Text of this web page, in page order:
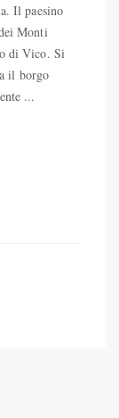
Il paesino
Monti
di Vico. Si
il borgo
...